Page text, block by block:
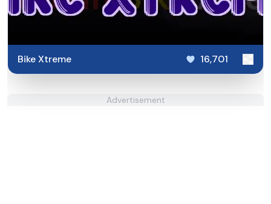
Bike Xtreme 16,701
Advertisement